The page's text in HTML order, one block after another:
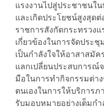
แรงงานไปสู่ประชาชนใ
และเกิดประโยชน์สูงสุ
ราชการสังกัดกระทรวง
เกี่ยวข้องในการจัดประ
เป็นกำลังใจให้อาสาสมั
แลกเปลี่ยนประสบการณ์
มือในการทำกิจกรรมต่า
ตนเองในการให้บริการ
รับมอบหมายอย่างเต็มก